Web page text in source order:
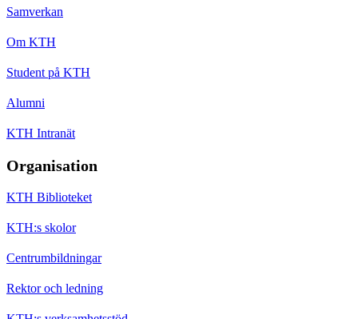
Samverkan
Om KTH
Student på KTH
Alumni
KTH Intranät
Organisation
KTH Biblioteket
KTH:s skolor
Centrumbildningar
Rektor och ledning